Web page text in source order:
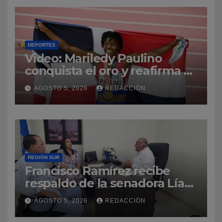
DEPORTES
Video: Mariledy Paulino
conquista el oro y reafirma su
dominio en el atletismo
AGOSTO 5, 2026 REDACCIÓN
REGIÓN SUR
Francisco Ramírez recibe
respaldo de la senadora Lía
Díaz para fortalecer la UASD-
Azua
AGOSTO 5, 2026 REDACCIÓN